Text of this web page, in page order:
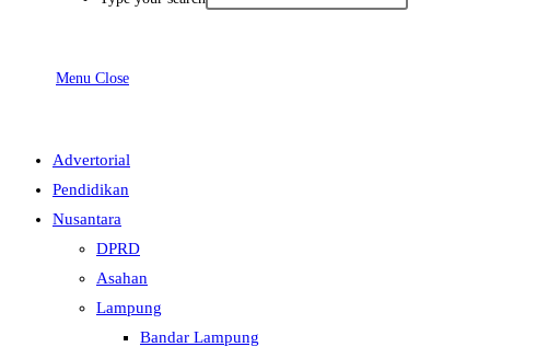
Menu Close
Advertorial
Pendidikan
Nusantara
DPRD
Asahan
Lampung
Bandar Lampung